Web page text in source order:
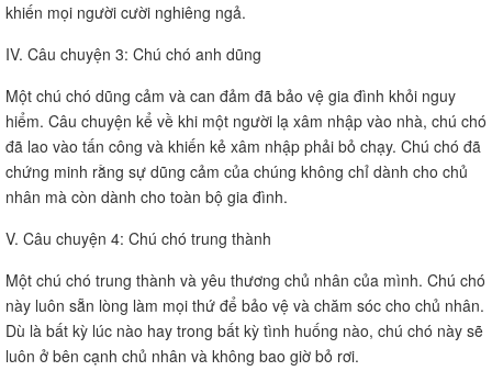
khiến mọi người cười nghiêng ngả.
IV. Câu chuyện 3: Chú chó anh dũng
Một chú chó dũng cảm và can đảm đã bảo vệ gia đình khỏi nguy
hiểm. Câu chuyện kể về khi một người lạ xâm nhập vào nhà, chú chó
đã lao vào tấn công và khiến kẻ xâm nhập phải bỏ chạy. Chú chó đã
chứng minh rằng sự dũng cảm của chúng không chỉ dành cho chủ
nhân mà còn dành cho toàn bộ gia đình.
V. Câu chuyện 4: Chú chó trung thành
Một chú chó trung thành và yêu thương chủ nhân của mình. Chú chó
này luôn sẵn lòng làm mọi thứ để bảo vệ và chăm sóc cho chủ nhân.
Dù là bất kỳ lúc nào hay trong bất kỳ tình huống nào, chú chó này sẽ
luôn ở bên cạnh chủ nhân và không bao giờ bỏ rơi.